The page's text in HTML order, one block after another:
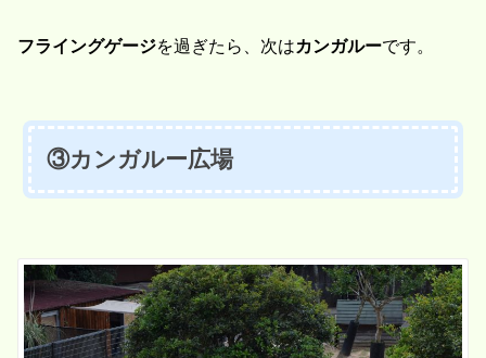
フライングゲージを過ぎたら、次はカンガルーです。
③カンガルー広場